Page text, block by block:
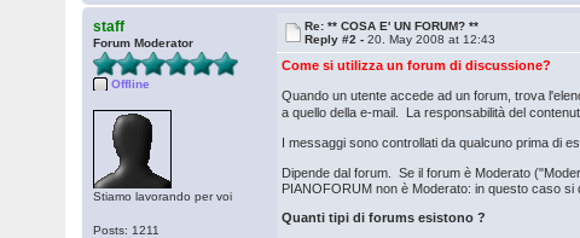
staff
Forum Moderator
Offline
Stiamo lavorando per voi
Posts: 1211
Re: ** COSA E' UN FORUM? **
Reply #2 -20. May 2008 at 12:43
Come si utilizza un forum di discussione?
Quando un utente accede ad un forum, trova
a quello della e-mail. La responsabilità del
I messaggi sono controllati da qualcuno prima di
Dipende dal forum. Se il forum è Moderato
PIANOFORUM non è Moderato: in questo caso
Quanti tipi di forums esistono ?